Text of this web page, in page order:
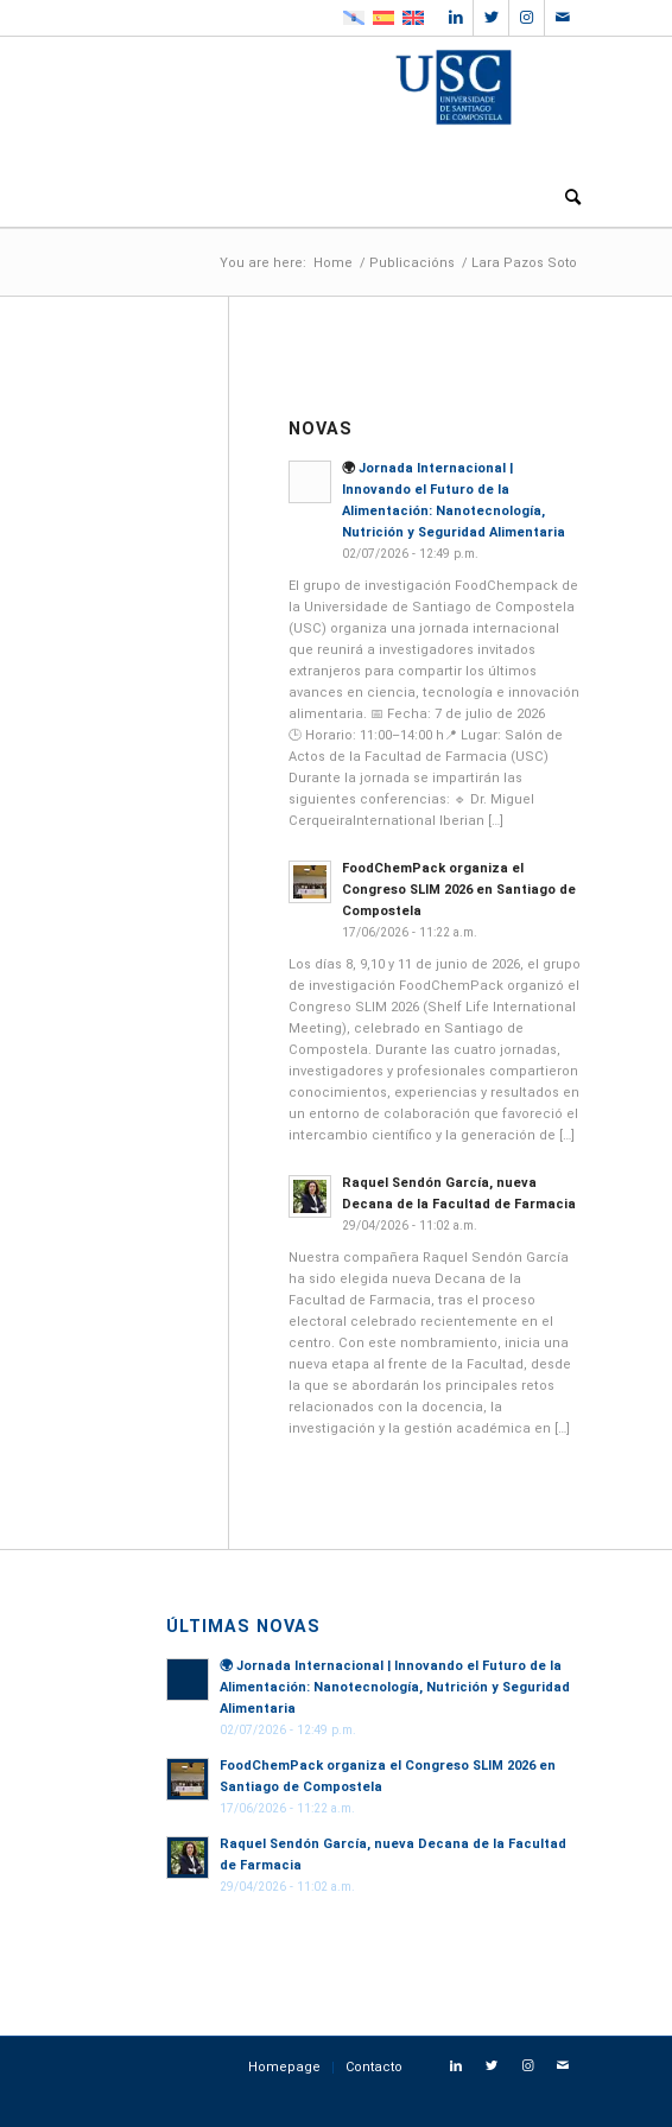
You are here: Home / Publicacións / Lara Pazos Soto
NOVAS
🌍 Jornada Internacional |
Innovando el Futuro de la
Alimentación: Nanotecnología,
Nutrición y Seguridad Alimentaria
02/07/2026 - 12:49 p.m.
El grupo de investigación FoodChempack de
la Universidade de Santiago de Compostela
(USC) organiza una jornada internacional
que reunirá a investigadores invitados
extranjeros para compartir los últimos
avances en ciencia, tecnología e innovación
alimentaria. 📅 Fecha: 7 de julio de 2026
🕒 Horario: 11:00–14:00 h📍 Lugar: Salón de
Actos de la Facultad de Farmacia (USC)
Durante la jornada se impartirán las
siguientes conferencias: 🔹 Dr. Miguel
CerqueiraInternational Iberian […]
FoodChemPack organiza el
Congreso SLIM 2026 en Santiago de
Compostela
17/06/2026 - 11:22 a.m.
Los días 8, 9,10 y 11 de junio de 2026, el grupo
de investigación FoodChemPack organizó el
Congreso SLIM 2026 (Shelf Life International
Meeting), celebrado en Santiago de
Compostela. Durante las cuatro jornadas,
investigadores y profesionales compartieron
conocimientos, experiencias y resultados en
un entorno de colaboración que favoreció el
intercambio científico y la generación de […]
Raquel Sendón García, nueva
Decana de la Facultad de Farmacia
29/04/2026 - 11:02 a.m.
Nuestra compañera Raquel Sendón García
ha sido elegida nueva Decana de la
Facultad de Farmacia, tras el proceso
electoral celebrado recientemente en el
centro. Con este nombramiento, inicia una
nueva etapa al frente de la Facultad, desde
la que se abordarán los principales retos
relacionados con la docencia, la
investigación y la gestión académica en […]
ÚLTIMAS NOVAS
🌍 Jornada Internacional | Innovando el Futuro de la
Alimentación: Nanotecnología, Nutrición y Seguridad
Alimentaria
02/07/2026 - 12:49 p.m.
FoodChemPack organiza el Congreso SLIM 2026 en
Santiago de Compostela
17/06/2026 - 11:22 a.m.
Raquel Sendón García, nueva Decana de la Facultad
de Farmacia
29/04/2026 - 11:02 a.m.
Homepage Contacto